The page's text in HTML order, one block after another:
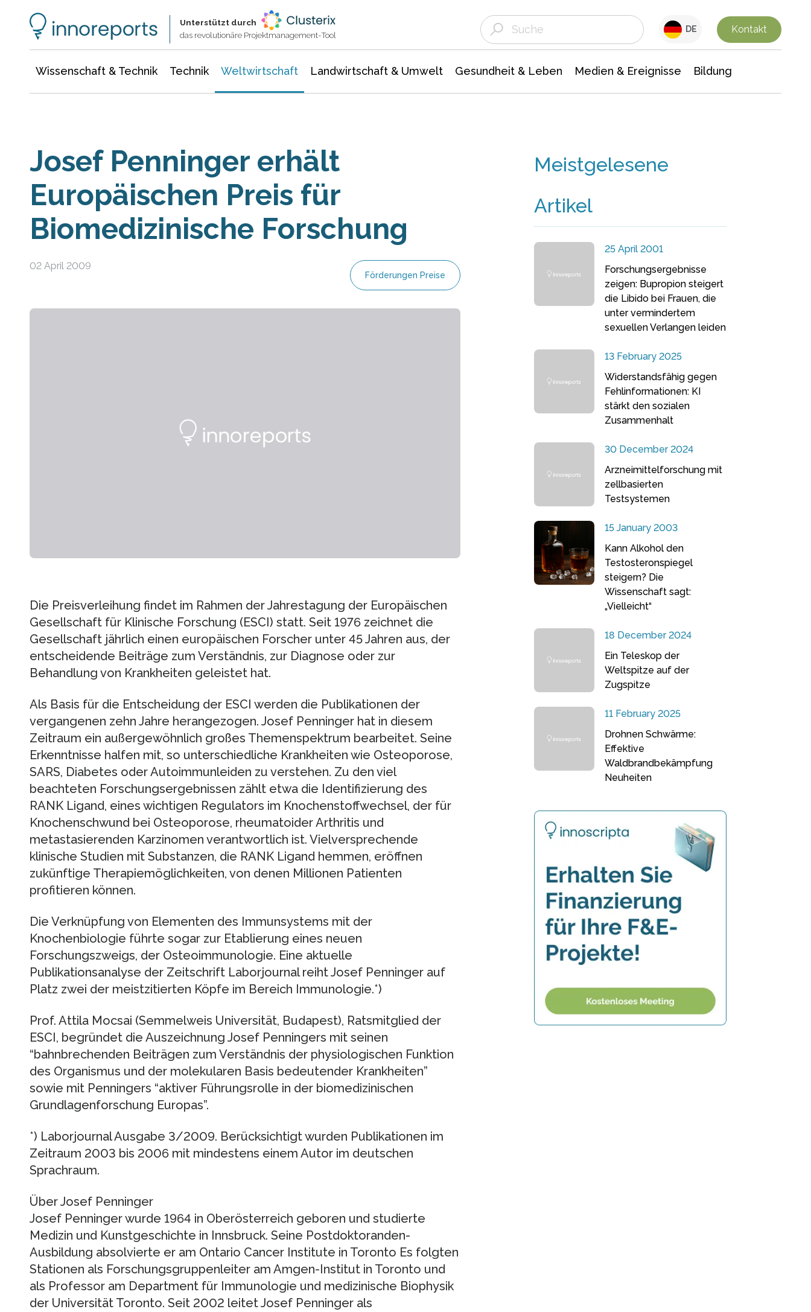
Unterstützt durch
das revolutionäre Projektmanagement-Tool
DE Kontakt
Wissenschaft & Technik Technik Weltwirtschaft Landwirtschaft & Umwelt Gesundheit & Leben Medien & Ereignisse Bildung
Josef Penninger erhält
Europäischen Preis für
Biomedizinische Forschung
02 April 2009
Förderungen Preise
Die Preisverleihung findet im Rahmen der Jahrestagung der Europäischen
Gesellschaft für Klinische Forschung (ESCI) statt. Seit 1976 zeichnet die
Gesellschaft jährlich einen europäischen Forscher unter 45 Jahren aus, der
entscheidende Beiträge zum Verständnis, zur Diagnose oder zur
Behandlung von Krankheiten geleistet hat.
Als Basis für die Entscheidung der ESCI werden die Publikationen der
vergangenen zehn Jahre herangezogen. Josef Penninger hat in diesem
Zeitraum ein außergewöhnlich großes Themenspektrum bearbeitet. Seine
Erkenntnisse halfen mit, so unterschiedliche Krankheiten wie Osteoporose,
SARS, Diabetes oder Autoimmunleiden zu verstehen. Zu den viel
beachteten Forschungsergebnissen zählt etwa die Identifizierung des
RANK Ligand, eines wichtigen Regulators im Knochenstoffwechsel, der für
Knochenschwund bei Osteoporose, rheumatoider Arthritis und
metastasierenden Karzinomen verantwortlich ist. Vielversprechende
klinische Studien mit Substanzen, die RANK Ligand hemmen, eröffnen
zukünftige Therapiemöglichkeiten, von denen Millionen Patienten
profitieren können.
Die Verknüpfung von Elementen des Immunsystems mit der
Knochenbiologie führte sogar zur Etablierung eines neuen
Forschungszweigs, der Osteoimmunologie. Eine aktuelle
Publikationsanalyse der Zeitschrift Laborjournal reiht Josef Penninger auf
Platz zwei der meistzitierten Köpfe im Bereich Immunologie.*)
Prof. Attila Mocsai (Semmelweis Universität, Budapest), Ratsmitglied der
ESCI, begründet die Auszeichnung Josef Penningers mit seinen
“bahnbrechenden Beiträgen zum Verständnis der physiologischen Funktion
des Organismus und der molekularen Basis bedeutender Krankheiten”
sowie mit Penningers “aktiver Führungsrolle in der biomedizinischen
Grundlagenforschung Europas”.
*) Laborjournal Ausgabe 3/2009. Berücksichtigt wurden Publikationen im
Zeitraum 2003 bis 2006 mit mindestens einem Autor im deutschen
Sprachraum.
Über Josef Penninger
Josef Penninger wurde 1964 in Oberösterreich geboren und studierte
Medizin und Kunstgeschichte in Innsbruck. Seine Postdoktoranden-
Ausbildung absolvierte er am Ontario Cancer Institute in Toronto Es folgten
Stationen als Forschungsgruppenleiter am Amgen-Institut in Toronto und
als Professor am Department für Immunologie und medizinische Biophysik
der Universität Toronto. Seit 2002 leitet Josef Penninger als
Meistgelesene
Artikel
25 April 2001
Forschungsergebnisse
zeigen: Bupropion steigert
die Libido bei Frauen, die
unter vermindertem
sexuellen Verlangen leiden
13 February 2025
Widerstandsfähig gegen
Fehlinformationen: KI
stärkt den sozialen
Zusammenhalt
30 December 2024
Arzneimittelforschung mit
zellbasierten
Testsystemen
15 January 2003
Kann Alkohol den
Testosteronspiegel
steigern? Die
Wissenschaft sagt:
„Vielleicht“
18 December 2024
Ein Teleskop der
Weltspitze auf der
Zugspitze
11 February 2025
Drohnen Schwärme:
Effektive
Waldbrandbekämpfung
Neuheiten